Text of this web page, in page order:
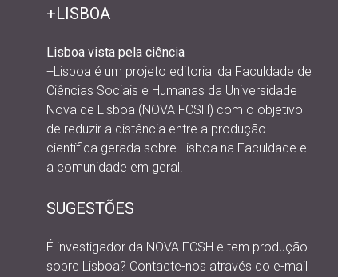
+LISBOA
Lisboa vista pela ciência
+Lisboa é um projeto editorial da Faculdade de
Ciências Sociais e Humanas da Universidade
Nova de Lisboa (NOVA FCSH) com o objetivo
de reduzir a distância entre a produção
científica gerada sobre Lisboa na Faculdade e
a comunidade em geral.
SUGESTÕES
É investigador da NOVA FCSH e tem produção
sobre Lisboa? Contacte-nos através do e-mail